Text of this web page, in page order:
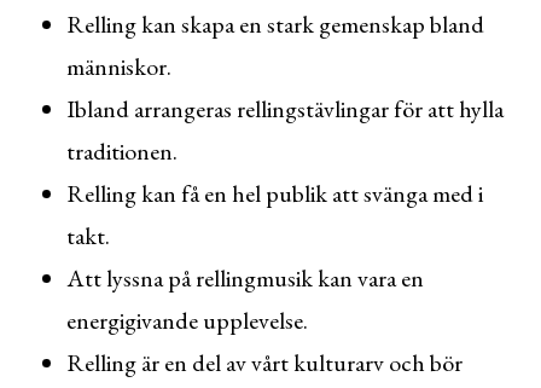
Relling kan skapa en stark gemenskap bland
människor.
Ibland arrangeras rellingstävlingar för att hylla
traditionen.
Relling kan få en hel publik att svänga med i
takt.
Att lyssna på rellingmusik kan vara en
energigivande upplevelse.
Relling är en del av vårt kulturarv och bör